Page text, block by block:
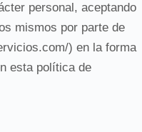
personal, aceptando
mismos por parte de
) en la forma
esta política de